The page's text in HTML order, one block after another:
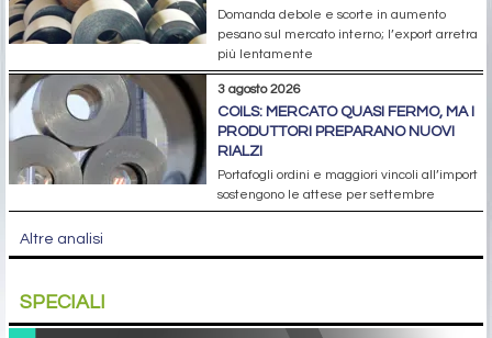
Domanda debole e scorte in aumento
pesano sul mercato interno; l’export arretra
più lentamente
3 agosto 2026
COILS: MERCATO QUASI FERMO, MA I
PRODUTTORI PREPARANO NUOVI
RIALZI
Portafogli ordini e maggiori vincoli all’import
sostengono le attese per settembre
Altre analisi
SPECIALI